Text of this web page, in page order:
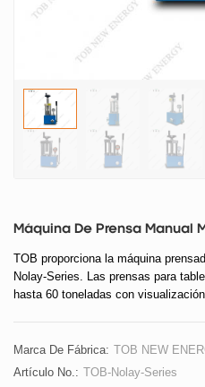
Máquina De Prensa Manual
TOB proporciona la máquina
Nolay-Series. Las prensas para
hasta 60 toneladas con
Marca De Fábrica: TOB NEW
Artículo No.: TOB-Nolay-Series